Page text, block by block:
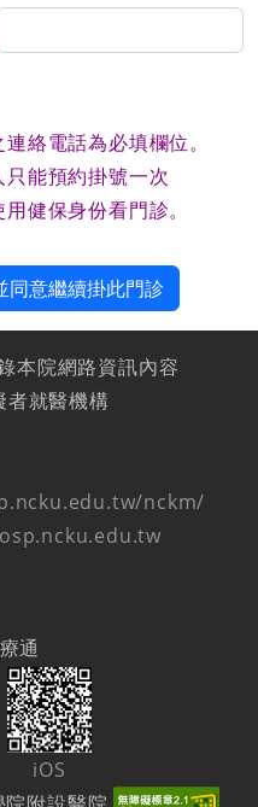
絡電話為必填欄位。
能預約掛號一次
健保身份看門診。
同意繼續掛此門診
本院網路資訊內容
者就醫機構
nckm/
通
iOS